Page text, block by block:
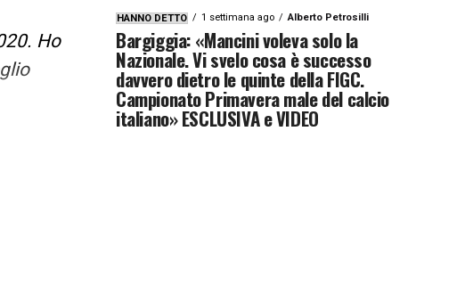
Ho
HANNO DETTO 1 settimana ago Alberto Petrosilli
Bargiggia: «Mancini voleva solo la
Nazionale. Vi svelo cosa è successo
davvero dietro le quinte della FIGC.
Campionato Primavera male del calcio
italiano» ESCLUSIVA e VIDEO